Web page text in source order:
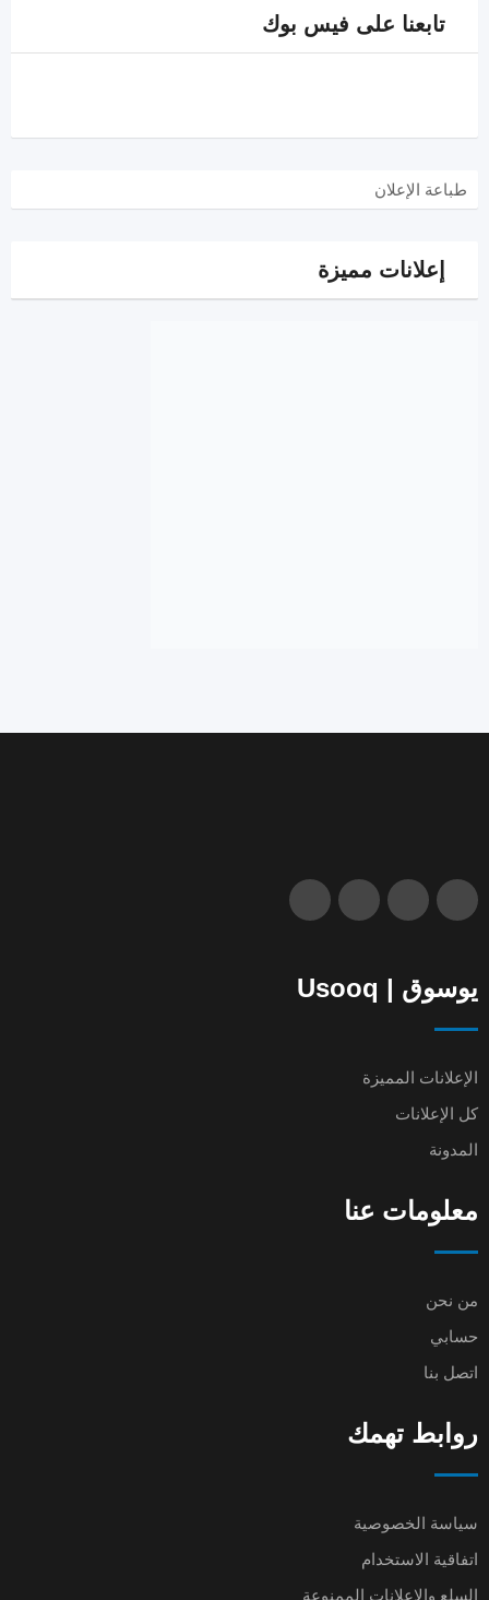
تابعنا على فيس بوك
طباعة الإعلان
إعلانات مميزة
يوسوق | Usooq
الإعلانات المميزة
كل الإعلانات
المدونة
معلومات عنا
من نحن
حسابي
اتصل بنا
روابط تهمك
سياسة الخصوصية
اتفاقية الاستخدام
السلع والإعلانات الممنوعة